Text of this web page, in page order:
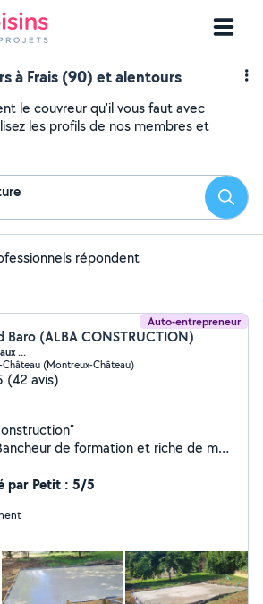
à Frais (90) et alentours
le couvreur qu'il vous faut avec
les profils de nos membres et
répondent
Auto-entrepreneur
Baro (ALBA CONSTRUCTION)
...
(Montreux-Château)
(42 avis)
de formation et riche de mon
pour réaliser tous vos
Neuf/Renovation... N'hésitez
pour discuter ensemble dans un
entendeur... Bien cordialement, Léonard BARO.
par Petit : 5/5